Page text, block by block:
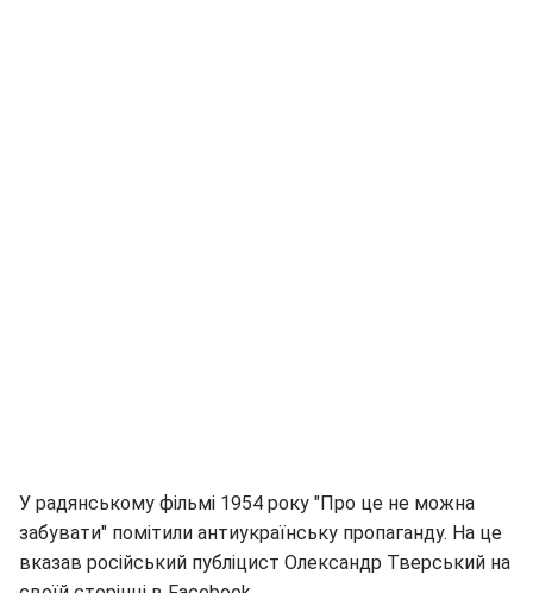
У радянському фільмі 1954 року "Про це не можна
забувати" помітили антиукраїнську пропаганду. На це
вказав російський публіцист Олександр Тверський на